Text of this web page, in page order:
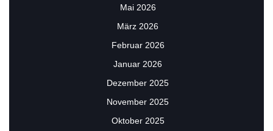
Mai 2026
März 2026
Februar 2026
Januar 2026
Dezember 2025
November 2025
Oktober 2025